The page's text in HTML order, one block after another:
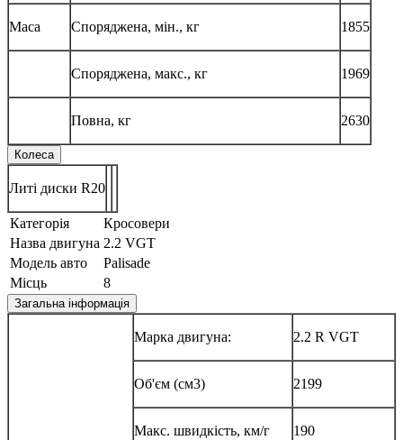
Маса Споряджена, мін., кг 1855
Споряджена, макс., кг 1969
Повна, кг 2630
Колеса
Литі диски R20
Категорія
Кросовери
Назва двигуна 2.2 VGT
Модель авто
Palisade
Місць
8
Загальна інформація
Марка двигуна: 2.2 R VGT
Об'єм (см3) 2199
Макс. швидкість, км/г 190